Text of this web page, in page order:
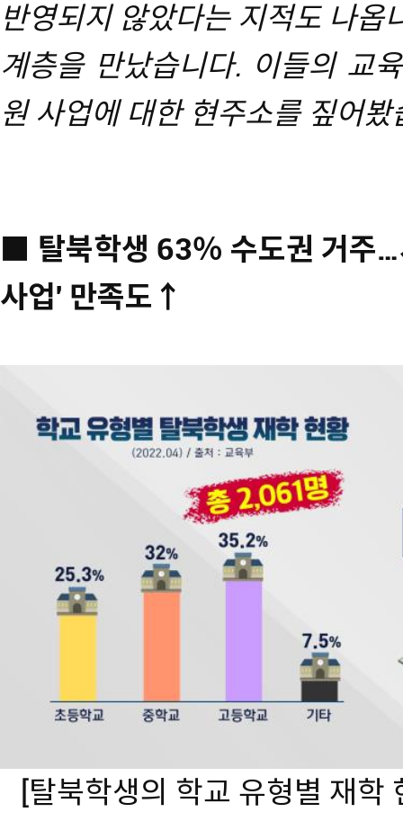
반영되지 않았다는 지적도 나옵
계층을 만났습니다. 이들의 교
원 사업에 대한 현주소를 짚어봤
■ 탈북학생 63％ 수도권 거주
사업' 만족도↑
[탈북학생의 학교 유형별 재학